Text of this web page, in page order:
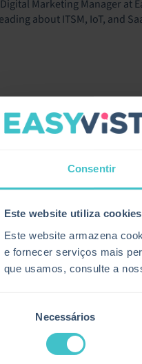
Consentir
Este website utiliza cookies
Este website armazena
e fornecer serviços mais
que usamos, consulte a
Necessários
Marketing Manager
about ITSM, IoT, and